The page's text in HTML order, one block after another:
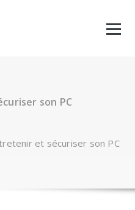
son PC
et sécuriser son PC